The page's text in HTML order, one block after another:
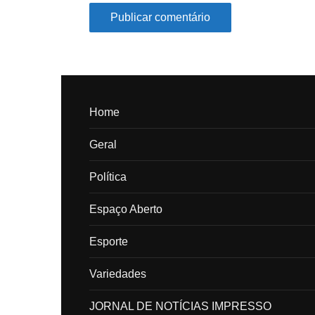
Home
Geral
Política
Espaço Aberto
Esporte
Variedades
JORNAL DE NOTÍCIAS IMPRESSO